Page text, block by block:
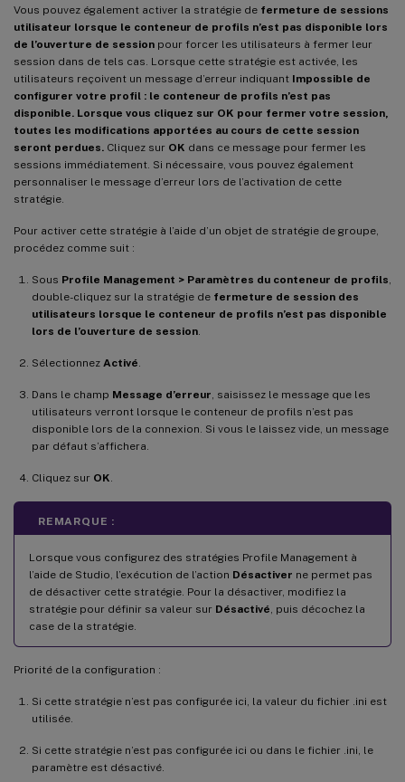
Vous pouvez également activer la stratégie de fermeture de sessions
utilisateur lorsque le conteneur de profils n’est pas disponible lors
de l’ouverture de session pour forcer les utilisateurs à fermer leur
session dans de tels cas. Lorsque cette stratégie est activée, les
utilisateurs reçoivent un message d’erreur indiquant Impossible de
configurer votre profil : le conteneur de profils n’est pas
disponible. Lorsque vous cliquez sur OK pour fermer votre session,
toutes les modifications apportées au cours de cette session
seront perdues. Cliquez sur OK dans ce message pour fermer les
sessions immédiatement. Si nécessaire, vous pouvez également
personnaliser le message d’erreur lors de l’activation de cette
stratégie.
Pour activer cette stratégie à l’aide d’un objet de stratégie de groupe,
procédez comme suit :
Sous Profile Management > Paramètres du conteneur de profils
double-cliquez sur la stratégie de fermeture de session des
utilisateurs lorsque le conteneur de profils n’est pas disponible
lors de l’ouverture de session
Sélectionnez Activé
Dans le champ Message d’erreur , saisissez le message que les
utilisateurs verront lorsque le conteneur de profils n’est pas
disponible lors de la connexion. Si vous le laissez vide, un message
par défaut s’affichera.
Cliquez sur OK
REMARQUE :
Lorsque vous configurez des stratégies Profile Management à
l’aide de Studio, l’exécution de l’action Désactiver ne permet pas
de désactiver cette stratégie. Pour la désactiver, modifiez la
stratégie pour définir sa valeur sur Désactivé , puis décochez la
case de la stratégie.
Priorité de la configuration :
Si cette stratégie n’est pas configurée ici, la valeur du fichier .ini est
utilisée.
Si cette stratégie n’est pas configurée ici ou dans le fichier .ini, le
paramètre est désactivé.